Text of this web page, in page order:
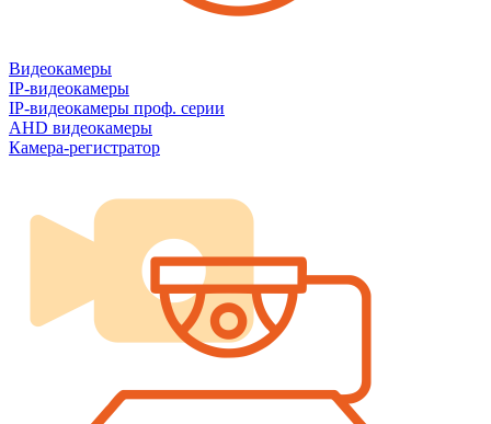
Видеокамеры
IP-видеокамеры
IP-видеокамеры проф. серии
AHD видеокамеры
Камера-регистратор